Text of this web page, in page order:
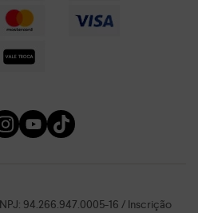
94.266.947.0005-16 / Inscrição